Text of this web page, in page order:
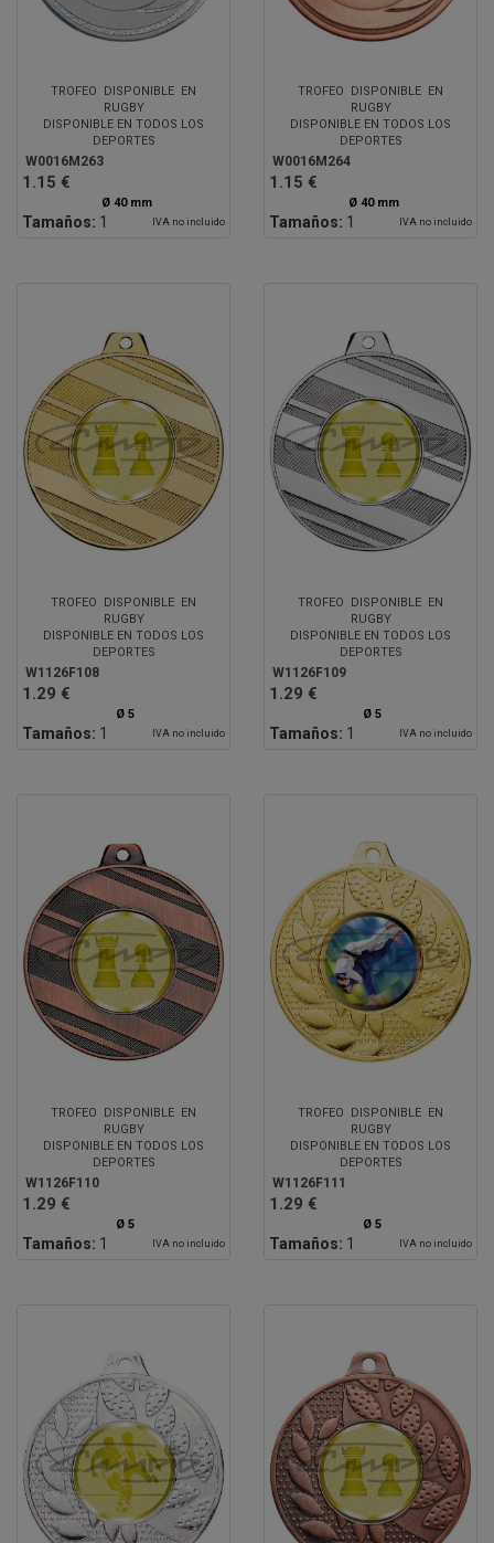
TROFEO DISPONIBLE EN
RUGBY
DISPONIBLE EN TODOS LOS
DEPORTES
W0016M263
1.15 €
Ø 40 mm
Tamaños: 1 IVA no incluido
TROFEO DISPONIBLE EN
RUGBY
DISPONIBLE EN TODOS LOS
DEPORTES
W0016M264
1.15 €
Ø 40 mm
Tamaños: 1 IVA no incluido
TROFEO DISPONIBLE EN
RUGBY
DISPONIBLE EN TODOS LOS
DEPORTES
W1126F108
1.29 €
Ø 5
Tamaños: 1 IVA no incluido
TROFEO DISPONIBLE EN
RUGBY
DISPONIBLE EN TODOS LOS
DEPORTES
W1126F109
1.29 €
Ø 5
Tamaños: 1 IVA no incluido
TROFEO DISPONIBLE EN
RUGBY
DISPONIBLE EN TODOS LOS
DEPORTES
W1126F110
1.29 €
Ø 5
Tamaños: 1 IVA no incluido
TROFEO DISPONIBLE EN
RUGBY
DISPONIBLE EN TODOS LOS
DEPORTES
W1126F111
1.29 €
Ø 5
Tamaños: 1 IVA no incluido